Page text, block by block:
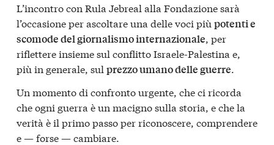
L’incontro con Rula Jebreal alla Fondazione sarà
l’occasione per ascoltare una delle voci più potenti e
scomode del giornalismo internazionale, per
riflettere insieme sul conflitto Israele-Palestina e,
più in generale, sul prezzo umano delle guerre.
Un momento di confronto urgente, che ci ricorda
che ogni guerra è un macigno sulla storia, e che la
verità è il primo passo per riconoscere, comprendere
e — forse — cambiare.